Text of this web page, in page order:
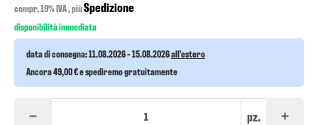
compr. 19% IVA , piùSpedizione
disponibilità immediata
data di consegna:11.08.2026 - 15.08.2026all'estero
Ancora 49,00 € e spediremo gratuitamente
pz.